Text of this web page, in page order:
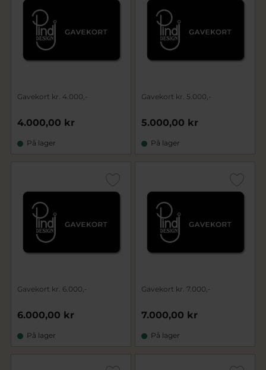
Gavekort kr. 4.000,-
4.000,00 kr
På lager
Gavekort kr. 5.000,-
5.000,00 kr
På lager
Gavekort kr. 6.000,-
6.000,00 kr
På lager
Gavekort kr. 7.000,-
7.000,00 kr
På lager